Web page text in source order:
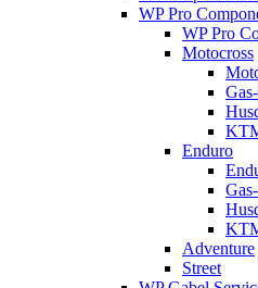
WP Pro
WP Pro
Motocross
Enduro
Adventure
Street